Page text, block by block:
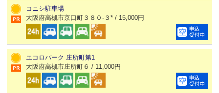
コニシ駐車場
大阪府高槻市京口町３８０-３* / 15,000円
エコロパーク 庄所町第1
大阪府高槻市庄所町６ / 11,000円